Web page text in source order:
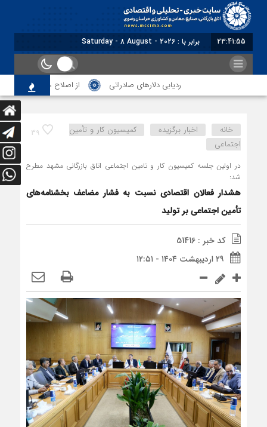
23:41:56 برابر با : Saturday - 8 August - 2026
ردیابی دلارهای صادراتی از اصلاح مقررات بانکی و ارزی
39 خانه اخبار برگزیده
کمیسیون کار و تأمین
اجتماعی
در اولین جلسه کمیسیون کار و تامین اجتماعی اتاق بازرگانی مشهد مطرح
شد:
هشدار فعالان اقتصادی نسبت به فشار مضاعف بخشنامه‌های
تأمین اجتماعی بر تولید
کد خبر : 51416
۲۹ اردیبهشت ۱۴۰۴ - ۱۲:۵۱